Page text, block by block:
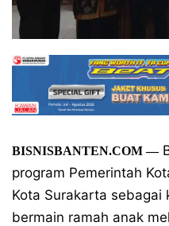
BISNISBANTEN.COM —
program Pemerintah
Kota Surakarta sebagai
bermain ramah anak